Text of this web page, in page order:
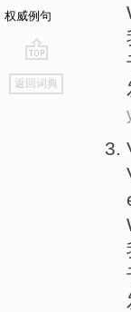
权威例句
go
top
返回词典